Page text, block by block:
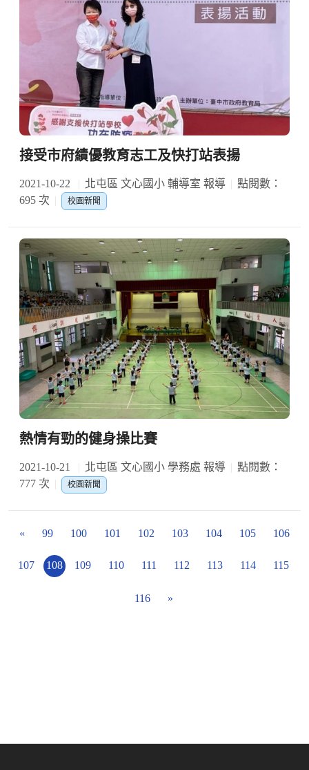
接受市府績優教育志工及快打站表揚
2021-10-22 北屯區 文心國小 輔導室 報導
點閱數：
695 次
校園新聞
熱情有勁的健身操比賽
2021-10-21 北屯區 文心國小 學務處 報導
點閱數：
777 次
校園新聞
« 99 100 101 102 103 104 105 106
107 108 109 110 111 112 113 114 115
116 »